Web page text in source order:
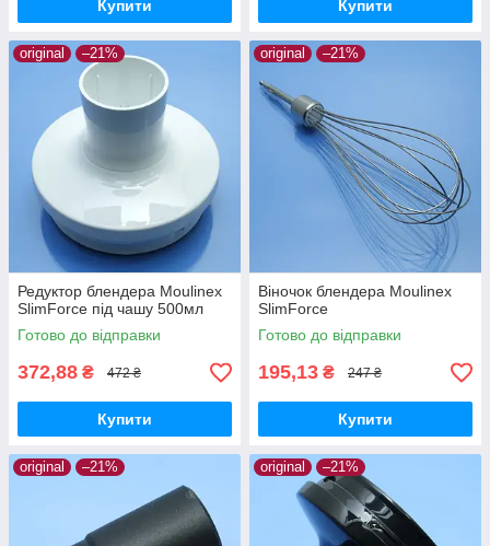
Купити Купити
original –21%
Редуктор блендера Moulinex
SlimForce під чашу 500мл
Готово до відправки
372,88 ₴ 472 ₴
Купити
original –21%
Віночок блендера Moulinex
SlimForce
Готово до відправки
195,13 ₴ 247 ₴
Купити
original –21% original –21%